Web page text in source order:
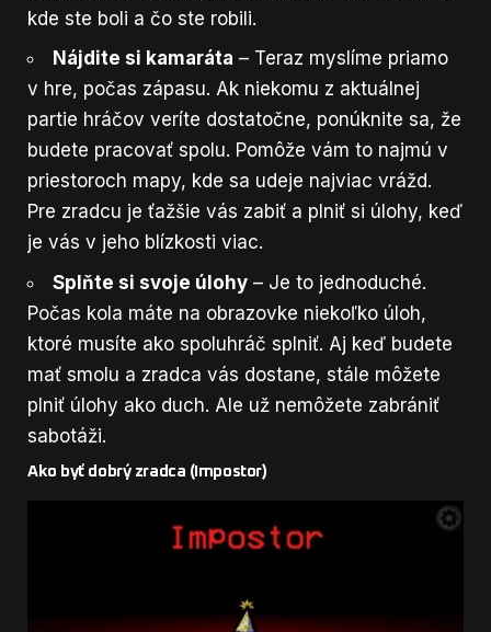
kde ste boli a čo ste robili.
Nájdite si kamaráta – Teraz myslíme priamo
v hre, počas zápasu. Ak niekomu z aktuálnej
partie hráčov veríte dostatočne, ponúknite sa, že
budete pracovať spolu. Pomôže vám to najmú v
priestoroch mapy, kde sa udeje najviac vrážd.
Pre zradcu je ťažšie vás zabiť a plniť si úlohy, keď
je vás v jeho blízkosti viac.
Splňte si svoje úlohy – Je to jednoduché.
Počas kola máte na obrazovke niekoľko úloh,
ktoré musíte ako spoluhráč splniť. Aj keď budete
mať smolu a zradca vás dostane, stále môžete
plniť úlohy ako duch. Ale už nemôžete zabrániť
sabotáži.
Ako byť dobrý zradca (Impostor)